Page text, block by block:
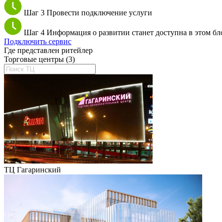
Шаг 3 Провести подключение услуги
Шаг 4 Информация о развитии станет доступна в этом
Подключить сервис
Где представлен ритейлер
Торговые центры (3)
ТЦ Гагаринский